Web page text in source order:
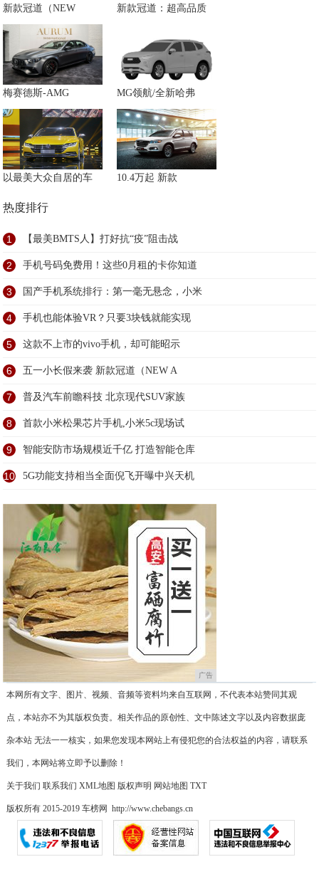
新款冠道（NEW 新款冠道：超高品质
梅赛德斯-AMG MG领航/全新哈弗
以最美大众自居的车 10.4万起 新款
热度排行
1 【最美BMTS人】打好抗“疫”阻击战
2 手机号码免费用！这些0月租的卡你知道
3 国产手机系统排行：第一毫无悬念，小米
4 手机也能体验VR？只要3块钱就能实现
5 这款不上市的vivo手机，却可能昭示
6 五一小长假来袭 新款冠道（NEW A
7 普及汽车前瞻科技 北京现代SUV家族
8 首款小米松果芯片手机,小米5c现场试
9 智能安防市场规模近千亿 打造智能仓库
10 5G功能支持相当全面倪飞开曝中兴天机
广告
本网所有文字、图片、视频、音频等资料均来自互联网，不代表本站赞同其观
点，本站亦不为其版权负责。相关作品的原创性、文中陈述文字以及内容数据庞
杂本站 无法一一核实，如果您发现本网站上有侵犯您的合法权益的内容，请联系
我们，本网站将立即予以删除！
关于我们 联系我们 XML地图 版权声明 网站地图 TXT
版权所有 2015-2019 车榜网 http://www.chebangs.cn